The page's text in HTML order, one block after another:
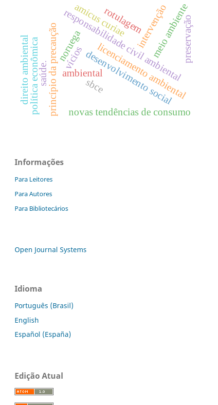
ambiental
noruega
responsabilidade civil ambiental
meio ambiente
princípio da precaução
saúde. desenvolvimento social
intervenção preservação
política econômica
direito ambiental
novas tendências de consumo
amicus curiae
licenciamento ambiental
sbce
vícios
rotulagem
Informações
Para Leitores
Para Autores
Para Bibliotecários
Open Journal Systems
Idioma
Português (Brasil)
English
Español (España)
Edição Atual